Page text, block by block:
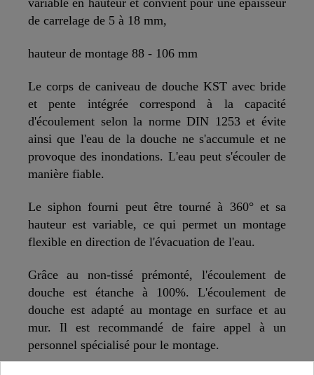
de carrelage de 5 à 18 mm,
hauteur de montage 88 - 106 mm
Le corps de caniveau de douche KST avec bride
et pente intégrée correspond à la capacité
d'écoulement selon la norme DIN 1253 et évite
ainsi que l'eau de la douche ne s'accumule et ne
provoque des inondations. L'eau peut s'écouler de
manière fiable.
Le siphon fourni peut être tourné à 360° et sa
hauteur est variable, ce qui permet un montage
flexible en direction de l'évacuation de l'eau.
Grâce au non-tissé prémonté, l'écoulement de
douche est étanche à 100%. L'écoulement de
douche est adapté au montage en surface et au
mur. Il est recommandé de faire appel à un
personnel spécialisé pour le montage.